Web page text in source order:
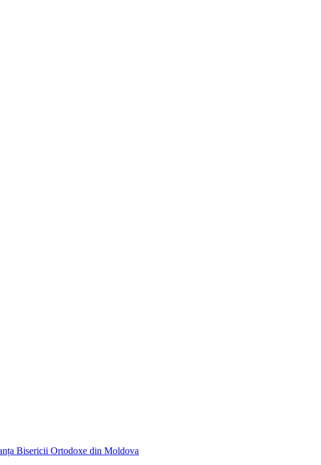
Bisericii Ortodoxe din Moldova